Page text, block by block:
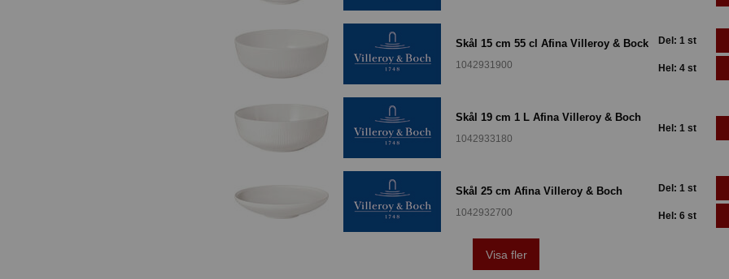
Skål 15 cm 55 cl Afina Villeroy & Bock
1042931900
Del: 1 st
Hel: 4 st
Skål 19 cm 1 L Afina Villeroy & Boch
1042933180
Hel: 1 st
Skål 25 cm Afina Villeroy & Boch
1042932700
Del: 1 st
Hel: 6 st
Visa fler